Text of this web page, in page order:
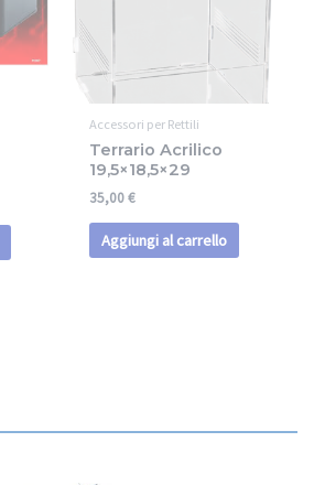
Accessori per Rettili
Terrario Acrilico
19,5×18,5×29
35,00€
Aggiungi al carrello